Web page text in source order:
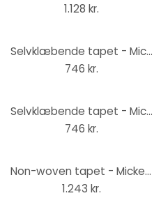
1.128 kr.
Selvklæbende tapet - Mickey Head Summer Hike - 125 x 125 cm
746 kr.
Selvklæbende tapet - Mickey Modern Art - 125 x 125 cm
746 kr.
Non-woven tapet - Mickey Contrast - 200 x 250 cm
1.243 kr.